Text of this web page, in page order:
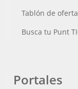
Tablón de
Busca tu Punt
Portales